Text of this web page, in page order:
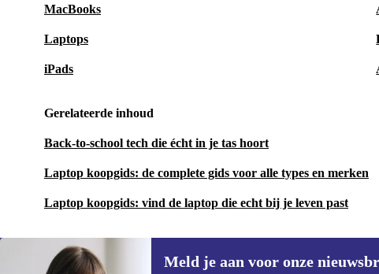
MacBooks
Laptops
iPads
Gerelateerde inhoud
Back-to-school tech die écht in je tas hoort
Laptop koopgids: de complete gids voor alle types en merken
Laptop koopgids: vind de laptop die echt bij je leven past
Meld je aan voor onze